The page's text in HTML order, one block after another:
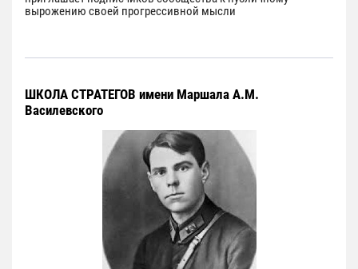
вырожению своей прогрессивной мысли
ШКОЛА СТРАТЕГОВ имени Маршала А.М.
Василевского